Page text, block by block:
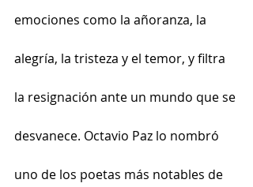
emociones como la añoranza, la
alegría, la tristeza y el temor, y filtra
la resignación ante un mundo que se
desvanece. Octavio Paz lo nombró
uno de los poetas más notables de